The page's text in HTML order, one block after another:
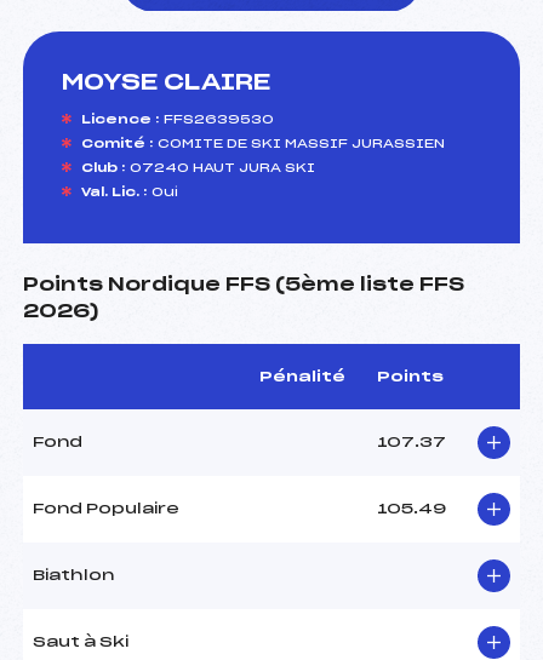
MOYSE CLAIRE
Licence : FFS2639530
Comité : COMITE DE SKI MASSIF JURASSIEN
Club : 07240 HAUT JURA SKI
Val. Lic. : Oui
Points Nordique FFS (5ème liste FFS
2026)
Pénalité Points
Fond 107.37
Fond Populaire 105.49
Biathlon
Saut à Ski